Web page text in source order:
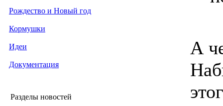
Рождество и Новый год
Кормушки
Идеи
Документация
Разделы новостей
А